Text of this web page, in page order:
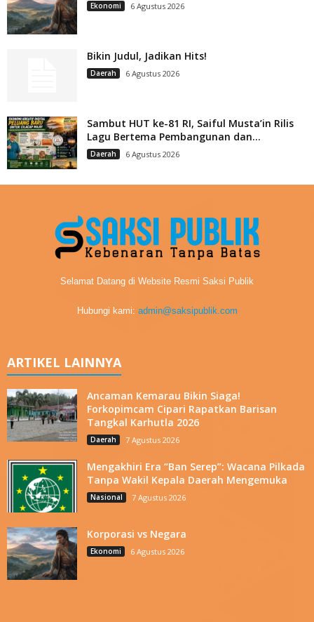
Ekonomi 6 Agustus 2026
Bikin Judul, Jadikan Hits!
Daerah 6 Agustus 2026
Sambut HUT ke-81 RI, Saiful Musta’in Rilis
Lagu Bertema Pembangunan dan...
Daerah 6 Agustus 2026
Selamat Datang di Website Resmi Saksi Publik
Hubungi kami: admin@saksipublik.com
ARTIKEL LAINNYA
Ancaman Kemarau Bikin Siaga!
Forkopimcam Cipari Rapatkan Barisan
Tangkal Karhutla 2026
Daerah 7 Agustus 2026
Mengakhiri Era “Ban Serep”: Wacana Pilkada
Tanpa Wakil Kepala Daerah Mengemuka
Nasional 7 Agustus 2026
Korporasi vs Negara
Ekonomi 6 Agustus 2026